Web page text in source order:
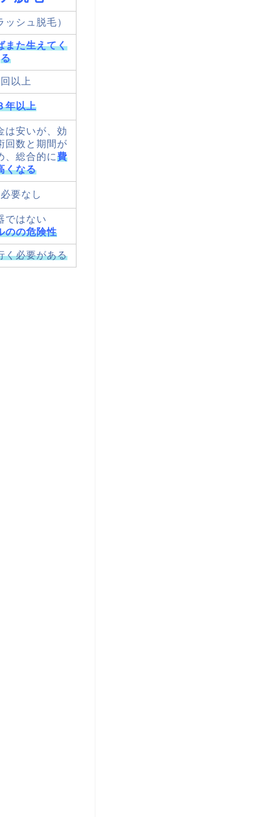
シュ脱毛）
また生えてく
る
以上
年以上
は安いが、効
回数と期間が
、総合的に費
くなる
要なし
ではない
のの危険性
く必要がある